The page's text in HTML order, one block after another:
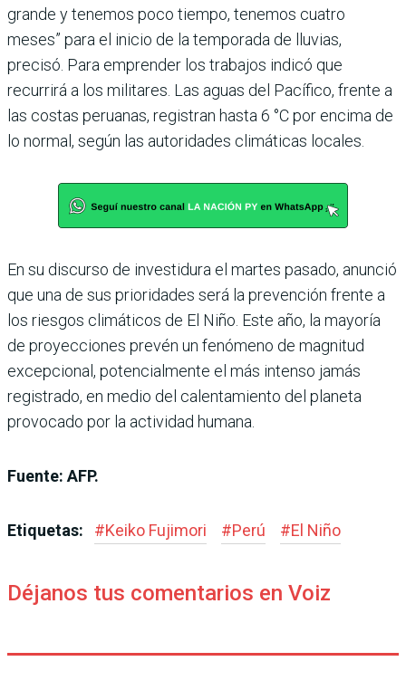
grande y tenemos poco tiempo, tenemos cuatro
meses” para el inicio de la temporada de lluvias,
precisó. Para emprender los trabajos indicó que
recurrirá a los militares. Las aguas del Pacífico, frente a
las costas peruanas, registran hasta 6 °C por encima de
lo normal, según las autoridades climáticas locales.
En su discurso de investidura el martes pasado, anunció
que una de sus prioridades será la prevención frente a
los riesgos climáticos de El Niño. Este año, la mayoría
de proyecciones prevén un fenómeno de magnitud
excepcional, potencialmente el más intenso jamás
registrado, en medio del calentamiento del planeta
provocado por la actividad humana.
Fuente: AFP.
Etiquetas: #Keiko Fujimori #Perú #El Niño
Déjanos tus comentarios en Voiz